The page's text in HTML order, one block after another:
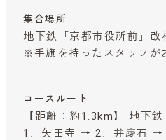
集合場所
地下鉄「京都市役所前」改
※手旗を持ったスタッフが
コースルート
【距離：約1.3km】 地下
1．矢田寺 → 2．弁慶石 →